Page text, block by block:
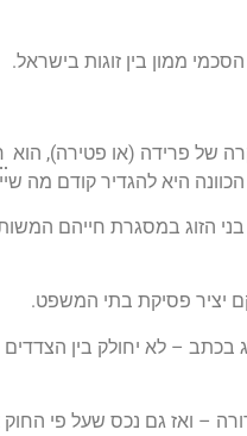
ממון בין זוגות בישראל.
של פרידה (או פטירה), הוא
היא להגדיר קודם מה
הזוג במסגרת חייהם
יציר פסיקת בתי המשפט.
בכתב – לא יחולק בין
– ואז גם נכס שעל פי החוק